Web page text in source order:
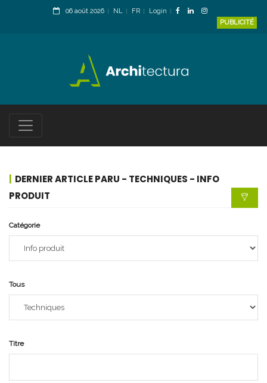
06 août 2026 NL FR
Login
PUBLICITÉ
DERNIER ARTICLE PARU - TECHNIQUES - INFO
PRODUIT
Catégorie
Tous
Titre